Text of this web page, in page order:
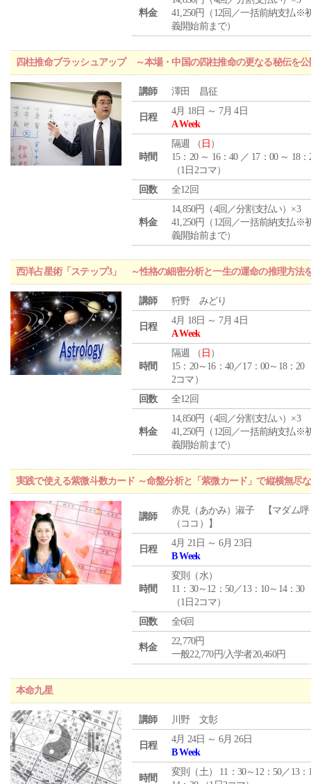
料金
41,250円（12回／一括前納支払※
義開始前まで）
四柱推命ブラッシュアップ ～本場・中国の四柱推命の更なる秘伝を
講師 澤田 昌征
日程
4月 18日 ～ 7月 4日
A Week
時間
隔週 （ 日 ）
15：20 ～ 16：40 ／ 17：00 ～ 18：
（1日2コマ）
回数
全12回
料金
14,850円（4回／分割支払い）×3
41,250円（12回／一括前納支払※
義開始前まで）
西洋占星術「ステップ3」 ～性格の細密分析と一生の運命の推理方法
講師 狩野 みどり
日程
4月 18日 ～ 7月 4日
A Week
時間
隔週 （ 日 ）
15：20～16：40／17：00～18：20
2コマ）
回数
全12回
料金
14,850円（4回／分割支払い）×3
41,250円（12回／一括前納支払※
義開始前まで）
実践で使える紫微斗数カード ～命盤分析と「紫微カード」で縦横無尽
講師
赤見（あかみ）淑子 【マダム呼
（ココ）】
日程
4月 21日 ～ 6月 23日
B Week
時間
変則（水）
11：30～12：50／13：10～14：30
（1日2コマ）
回数
全6回
料金
22,770円
一般22,770円/入学者20,460円
本命九星
講師 川野 文彰
日程
4月 24日 ～ 6月 26日
B Week
時間
変則（土） 11：30～12：50／13：